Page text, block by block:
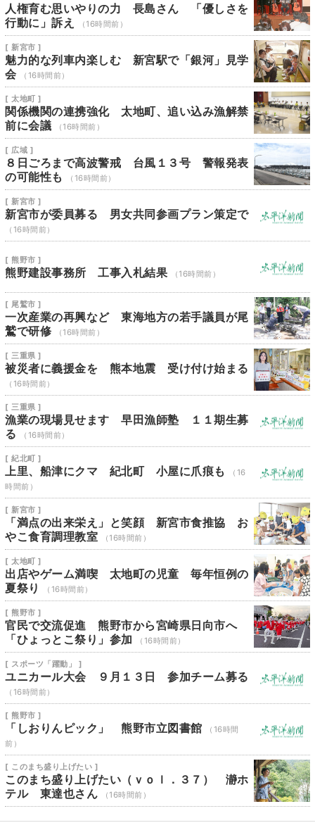
人権育む思いやりの力 長島さん 「優しさを
行動に」訴え
（16時間前）
[ 新宮市 ]
魅力的な列車内楽しむ 新宮駅で「銀河」見学
会
（16時間前）
[ 太地町 ]
関係機関の連携強化 太地町、追い込み漁解禁
前に会議
（16時間前）
[ 広域 ]
８日ごろまで高波警戒 台風１３号 警報発表
の可能性も
（16時間前）
[ 新宮市 ]
新宮市が委員募る 男女共同参画プラン策定で
（16時間前）
[ 熊野市 ]
熊野建設事務所 工事入札結果 （16時間前）
[ 尾鷲市 ]
一次産業の再興など 東海地方の若手議員が尾
鷲で研修
（16時間前）
[ 三重県 ]
被災者に義援金を 熊本地震 受け付け始まる
（16時間前）
[ 三重県 ]
漁業の現場見せます 早田漁師塾 １１期生募
る
（16時間前）
[ 紀北町 ]
上里、船津にクマ 紀北町 小屋に爪痕も
（16
時間前）
[ 新宮市 ]
「満点の出来栄え」と笑顔 新宮市食推協 お
やこ食育調理教室
（16時間前）
[ 太地町 ]
出店やゲーム満喫 太地町の児童 毎年恒例の
夏祭り
（16時間前）
[ 熊野市 ]
官民で交流促進 熊野市から宮崎県日向市へ
「ひょっとこ祭り」参加
（16時間前）
[ スポーツ「躍動」 ]
ユニカール大会 ９月１３日 参加チーム募る
（16時間前）
[ 熊野市 ]
「しおりんピック」 熊野市立図書館
（16時間
前）
[ このまち盛り上げたい ]
このまち盛り上げたい（ｖｏｌ．３７） 瀞ホ
テル 東達也さん
（16時間前）